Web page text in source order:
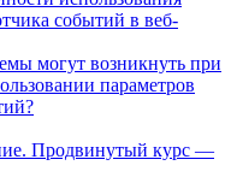
событий в веб-
могут возникнуть при
параметров
Продвинутый курс —